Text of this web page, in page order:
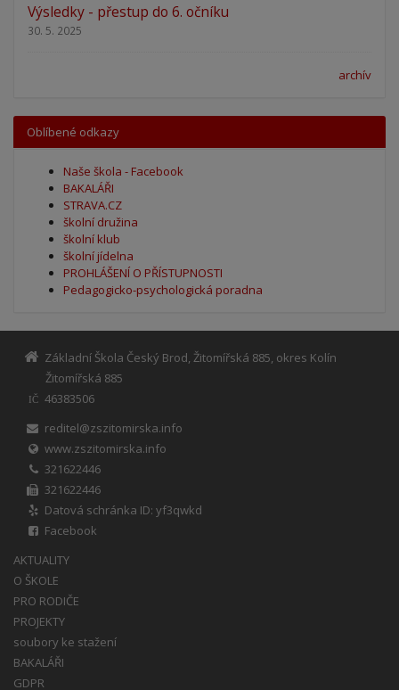
Výsledky - přestup do 6. očníku
30. 5. 2025
archív
Oblíbené odkazy
Naše škola - Facebook
BAKALÁŘI
STRAVA.CZ
školní družina
školní klub
školní jídelna
PROHLÁŠENÍ O PŘÍSTUPNOSTI
Pedagogicko-psychologická poradna
Základní Škola Český Brod, Žitomířská 885, okres Kolín
Žitomířská 885
IČ
46383506
reditel@zszitomirska.info
www.zszitomirska.info
321622446
321622446
Datová schránka ID: yf3qwkd
Facebook
AKTUALITY
O ŠKOLE
PRO RODIČE
PROJEKTY
soubory ke stažení
BAKALÁŘI
GDPR